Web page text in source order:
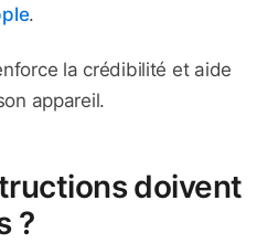
.
la crédibilité et aide
appareil.
doivent
?